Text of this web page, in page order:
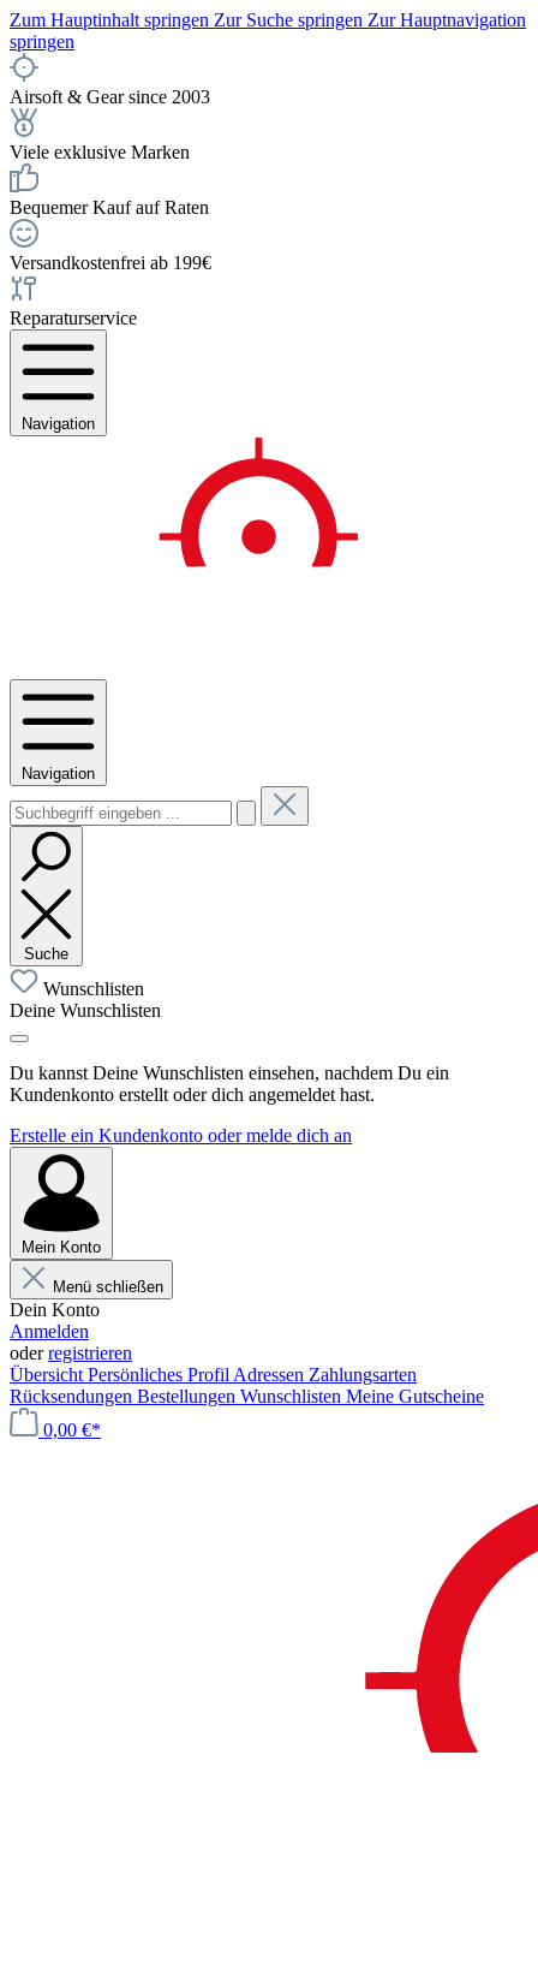
Zum Hauptinhalt springen Zur Suche springen Zur Hauptnavigation
springen
Airsoft & Gear since 2003
Viele exklusive Marken
Bequemer Kauf auf Raten
Versandkostenfrei ab 199€
Reparaturservice
Navigation
Navigation
Suche
Wunschlisten
Deine Wunschlisten
Du kannst Deine Wunschlisten einsehen, nachdem Du ein
Kundenkonto erstellt oder dich angemeldet hast.
Erstelle ein Kundenkonto oder melde dich an
Mein Konto
Menü schließen
Dein Konto
Anmelden
oderregistrieren
Übersicht Persönliches Profil Adressen Zahlungsarten
Rücksendungen Bestellungen Wunschlisten Meine Gutscheine
0,00 €*